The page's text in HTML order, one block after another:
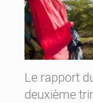
Le rapport
deuxième